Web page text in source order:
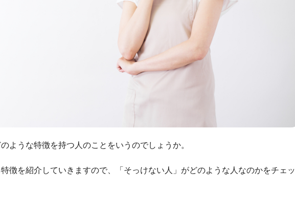
ような特徴を持つ人のことをいうのでしょうか。
徴を紹介していきますので、「そっけない人」がどのような人なのかをチェッ